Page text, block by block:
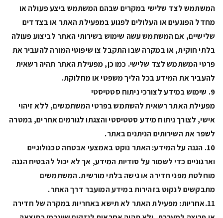
המשתמש לצד שלישי במקרים שבהם המשתמש ביצע פעולה או
מחדל הפוגעים או העלולים לפגוע במפעילת האתר או בצדדים
שלישיים, אם המשתמש עשה שימוש בשירותי האתר לביצוע פעולה
בלתי חוקית, או במקרה שבו התקבל צו שיפוטי המורה להעביר את
פרטי המשתמש לצד שלישי. כמו כן, מפעילת האתר תהיה רשאית
להעביר את המידע בכל הליך משפטי או מחלוקת.
9. שימוש במידע לצורכי ניתוח סטטיסטי
מפעילת האתר רשאית להשתמש בפרטי המשתמשים, ללא זיהוי
אישי, לצורך ניתוח מידע סטטיסטי והצגתו לגורמים אחרים, במטרה
לשפר את השירותים הניתנים באתר.
10. הגנה על המידע: האתר נוקט באמצעי אבטחה טכנולוגיים
וארגוניים כדי לשמור על סודיות המידע, אך לא יכול להבטיח הגנה
מוחלטת מפני חדירה או גישה בלתי מורשית. המשתמשים
מתבקשים לנקוט בזהירות במידע המועבר דרך האתר.
11.אחריות: מפעילת האתר לא תישא באחריות במקרה של חדירה